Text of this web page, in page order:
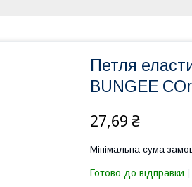
Петля
BUNGEE
27,69 ₴
Мінімальна сума
Готово до відправки